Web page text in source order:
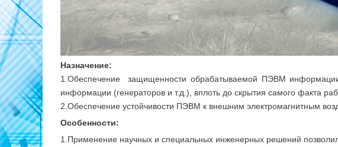
Назначение:
1.Обеспечение защищенности обрабатываемой ПЭВМ информации
информации (генераторов и т.д.), вплоть до скрытия самого факта
2.Обеспечение устойчивости ПЭВМ к внешним электромагнитным
Особенности:
1.Применение научных и специальных инженерных решений